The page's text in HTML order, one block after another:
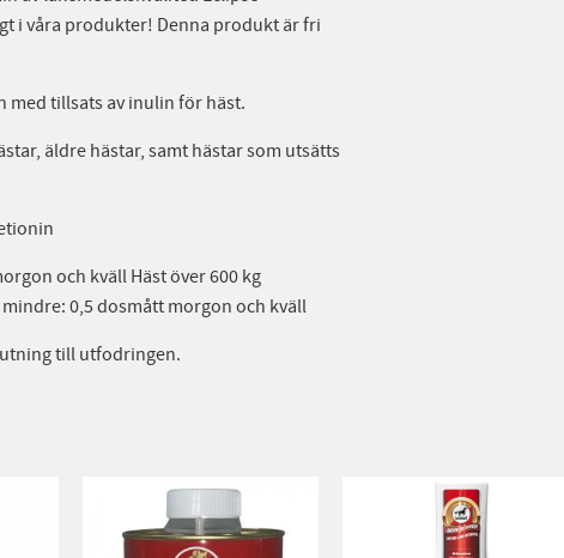
i våra produkter! Denna produkt är fri
med tillsats av inulin för häst.
äldre hästar, samt hästar som utsätts
och kväll Häst över 600 kg
0,5 dosmått morgon och kväll
till utfodringen.